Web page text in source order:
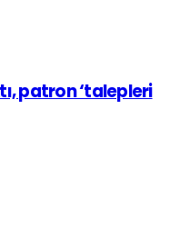
patron ‘talepleri